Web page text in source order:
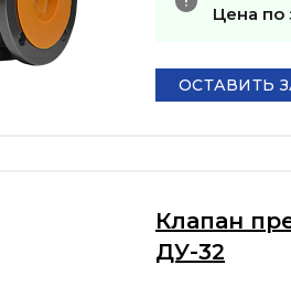
Цена по
ОСТАВИТЬ
Клапан
ДУ-32